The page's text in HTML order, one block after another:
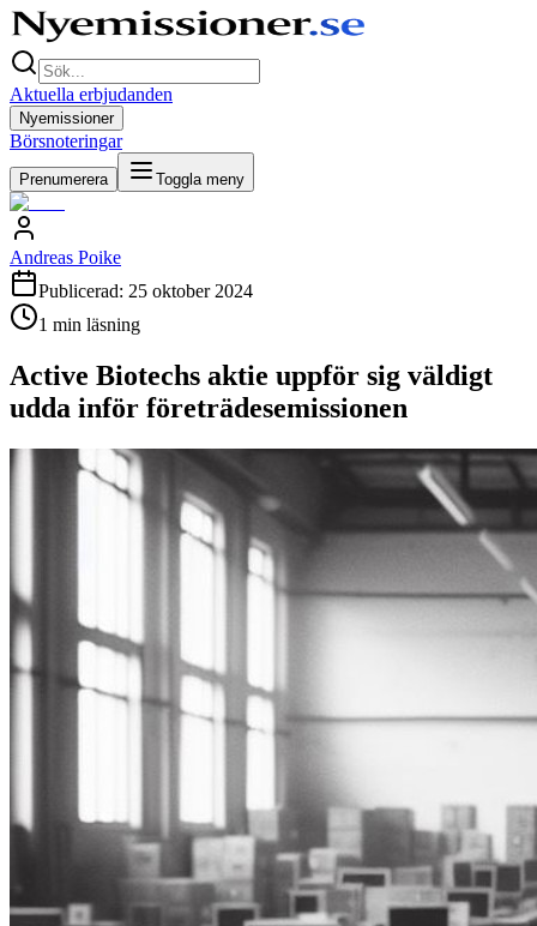
Aktuella erbjudanden
Nyemissioner
Börsnoteringar
Prenumerera Toggla meny
Andreas Poike
Publicerad: 25 oktober 2024
1 min läsning
Active Biotechs aktie uppför sig väldigt
udda inför företrädesemissionen